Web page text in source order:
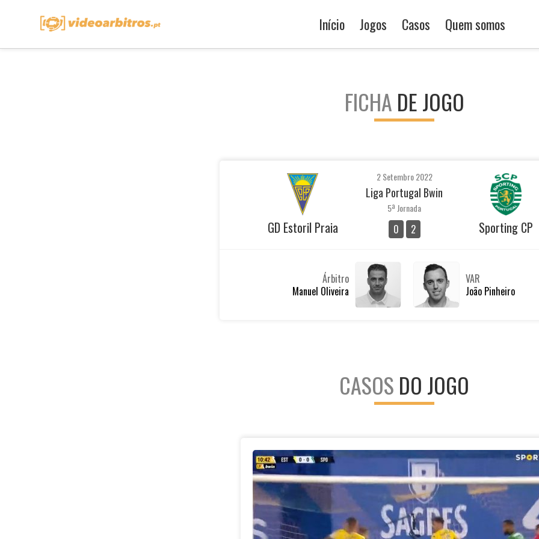
Início Jogos Casos Quem somos
FICHA DE JOGO
GD Estoril Praia
2 Setembro 2022
Liga Portugal Bwin
5ª Jornada
0 2 Sporting CP
Árbitro
Manuel Oliveira
VAR
João Pinheiro
CASOS DO JOGO